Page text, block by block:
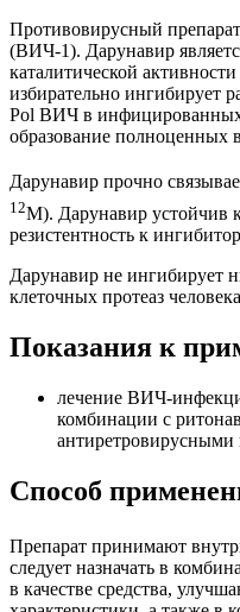
Противовирусный
(ВИЧ-1). Дарунавир
каталитической
избирательно ингибирует
Pol ВИЧ в инфицированных
образование полноценных
Дарунавир прочно
12М). Дарунавир
резистентность к
Дарунавир не ингибирует
клеточных протеаз
Показания к
лечение ВИЧ-
комбинации с
антиретровирусными
Способ
Препарат принимают
следует назначать в
в качестве средства,